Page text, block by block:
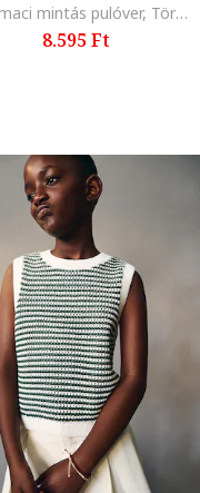
Gumimaci mintás pulóver, Törtfehér
8.595 Ft